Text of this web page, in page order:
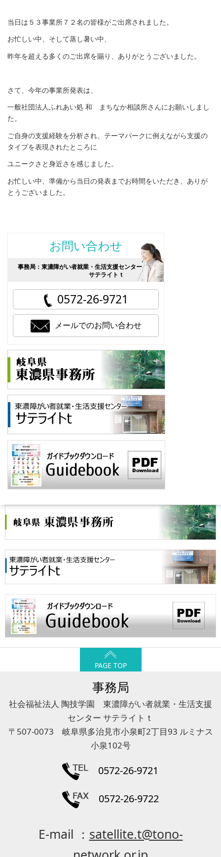
当日は５３事業所７２名の皆様がご出席されました。
お忙しい中、そして蒸し暑い中、
昨年を超える多くのご出席を賜り、ありがとうございました。
さて、今年の事業所発表は、
一般社団法人ふれあい処 和 まちなか相談所さんにお願いしまし
た。
ご自身の支援経験を分析され、テーマパークに例えながら支援の
タイプを表現されたところに
ユニークさと身近さを感じました。
お忙しい中、準備から当日の発表までお時間をいただき、ありが
とうございました。
お問い合わせ
事務局：東濃障がい者就業・生活支援センター
サテライトｔ
0572-26-9721
メールでのお問い合わせ
PAGE TOP
事務局
社会福祉法人 陶技学園 東濃障がい者就業・生活支援
センター サテライトｔ
〒507-0073 岐阜県多治見市小泉町2丁目93 ルミナス
小泉102号
0572-26-9721
0572-26-9722
E-mail ： satellite.t@tono-